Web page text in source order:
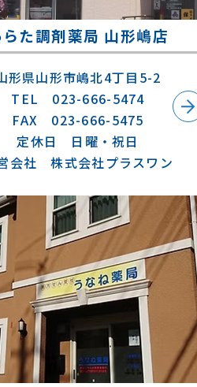
らた調剤薬局 山形嶋店
形県山形市嶋北4丁目5-2
TEL 023-666-5474
FAX ​023-666-5475
定休日 日曜・祝日
会社 株式会社プラスワン